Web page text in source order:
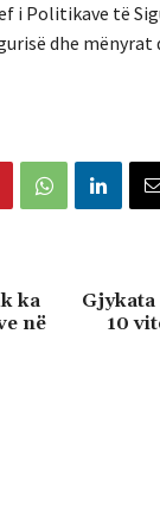
i Politikave të
dhe mënyrat
ka
në
10